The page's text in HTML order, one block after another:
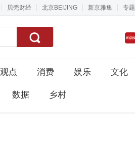
贝壳财经 北京BEIJING 新京雅集 专题
观点 消费 娱乐 文化
数据 乡村